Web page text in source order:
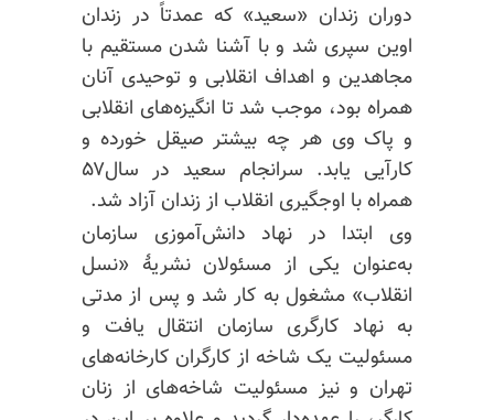
دوران زندان «سعید» که عمدتاً در زندان
اوین سپری شد و با آشنا شدن مستقیم با
مجاهدین و اهداف انقلابی و توحیدی آنان
همراه بود، موجب شد تا انگیزه‌های انقلابی
و پاک وی هر چه بیشتر صیقل خورده و
کارآیی یابد. سرانجام سعید در سال۵۷
همراه با اوجگیری انقلاب از زندان آزاد شد.
وی ابتدا در نهاد دانش‌آموزی سازمان
به‌عنوان یکی از مسئولان نشریهٔ «نسل
انقلاب» مشغول به کار شد و پس از مدتی
به نهاد کارگری سازمان انتقال یافت و
مسئولیت یک شاخه از کارگران کارخانه‌های
تهران و نیز مسئولیت شاخه‌های از زنان